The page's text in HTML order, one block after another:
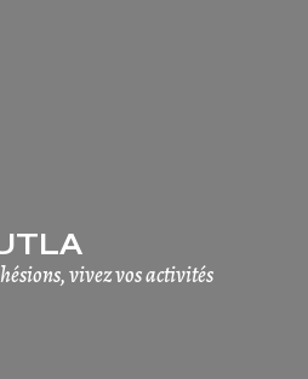
vivez vos activités